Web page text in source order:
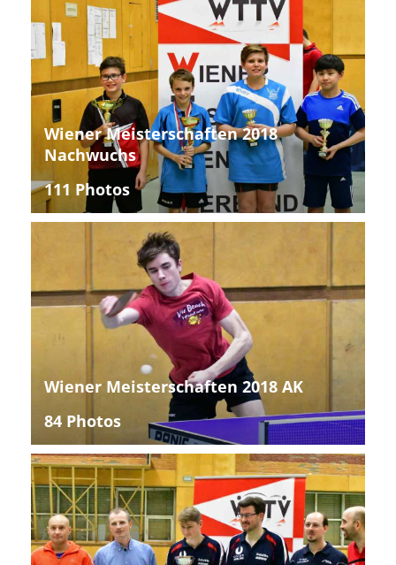
Wiener Meisterschaften 2018
Nachwuchs
111 Photos
Wiener Meisterschaften 2018 AK
84 Photos